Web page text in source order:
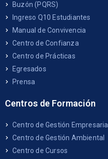
Buzón (PQRS)
Ingreso Q10 Estudiantes
Manual de Convivencia
Centro de Confianza
Centro de Prácticas
Egresados
Prensa
Centros de Formación
Centro de Gestión Empresarial
Centro de Gestión Ambiental
Centro de Cursos